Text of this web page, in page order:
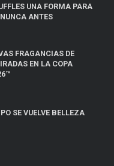
UNA FORMA PARA
ANTES
FRAGANCIAS DE
EN LA COPA
SE VUELVE BELLEZA